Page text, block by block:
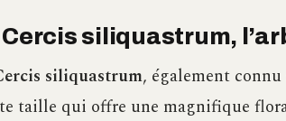
Cercis siliquastrum,
siliquastrum, également connu
taille qui offre une magnifique